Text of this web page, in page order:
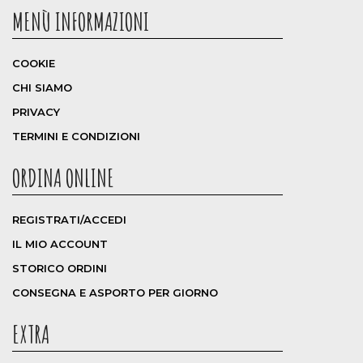
MENÙ INFORMAZIONI
COOKIE
CHI SIAMO
PRIVACY
TERMINI E CONDIZIONI
ORDINA ONLINE
REGISTRATI/ACCEDI
IL MIO ACCOUNT
STORICO ORDINI
CONSEGNA E ASPORTO PER GIORNO
EXTRA